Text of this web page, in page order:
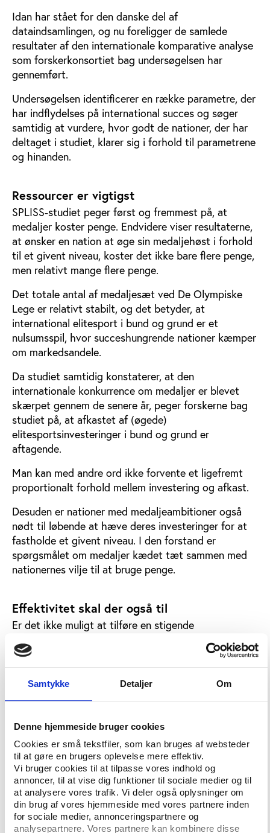
Samtykke Detaljer Om
Denne hjemmeside bruger cookies
Cookies er små tekstfiler, som kan bruges af websteder
til at gøre en brugers oplevelse mere effektiv.
Vi bruger cookies til at tilpasse vores indhold og
annoncer, til at vise dig funktioner til sociale medier og til
at analysere vores trafik. Vi deler også oplysninger om
din brug af vores hjemmeside med vores partnere inden
for sociale medier, annonceringspartnere og
analysepartnere. Vores partnere kan kombinere disse
Idan har stået for den danske del af
dataindsamlingen, og nu foreligger de samlede
resultater af den internationale komparative analyse
som forskerkonsortiet bag undersøgelsen har
gennemført.
Undersøgelsen identificerer en række parametre, der
har indflydelses på international succes og søger
samtidig at vurdere, hvor godt de nationer, der har
deltaget i studiet, klarer sig i forhold til parametrene
og hinanden.
Ressourcer er vigtigst
SPLISS-studiet peger først og fremmest på, at
medaljer koster penge. Endvidere viser resultaterne,
at ønsker en nation at øge sin medaljehøst i forhold
til et givent niveau, koster det ikke bare flere penge,
men relativt mange flere penge.
Det totale antal af medaljesæt ved De Olympiske
Lege er relativt stabilt, og det betyder, at
international elitesport i bund og grund er et
nulsumsspil, hvor succeshungrende nationer kæmper
om markedsandele.
Da studiet samtidig konstaterer, at den
internationale konkurrence om medaljer er blevet
skærpet gennem de senere år, peger forskerne bag
studiet på, at afkastet af (øgede)
elitesportsinvesteringer i bund og grund er
aftagende.
Man kan med andre ord ikke forvente et ligefremt
proportionalt forhold mellem investering og afkast.
Desuden er nationer med medaljeambitioner også
nødt til løbende at hæve deres investeringer for at
fastholde et givent niveau. I den forstand er
spørgsmålet om medaljer kædet tæt sammen med
nationernes vilje til at bruge penge.
Effektivitet skal der også til
Er det ikke muligt at tilføre en stigende
elitesportssatsning betyder det omvendt, at det
eksisterende systems effektivitet og organisering
bliver så meget desto vigtigere.
elitesportssucces, handler resultater firkantet sagt
også om forvaltningen af de forhåndenværende
ressourcer, argumenterer SPLISS-forskerne.
Studiet peger direkte på, at de nationer, der har de
bedste sportslige resultater, også er de nationer, der
scorer bedst i forhold til organisering, struktur og
kommunikation i systemet. Herunder er det vigtigt